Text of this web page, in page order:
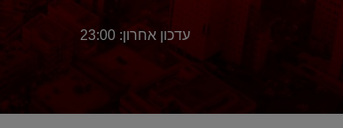
עדכון אחרון: 23:00